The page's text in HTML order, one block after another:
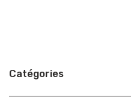
Catégories